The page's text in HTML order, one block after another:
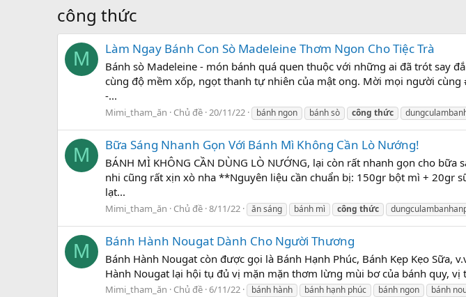
công thức
M Làm Ngay Bánh Con Sò Madeleine Thơm Ngon Cho Tiệc Trà
Bánh sò Madeleine - món bánh quá quen thuộc với những ai đã trót say
cùng độ mềm xốp, ngọt thanh tự nhiên của mật ong. Mời mọi người
-...
Mimi_tham_ăn Chủ đề 20/11/22 bánh ngon bánh sò công thức
M Bữa Sáng Nhanh Gọn Với Bánh Mì Không Cần Lò Nướng!
BÁNH MÌ KHÔNG CẦN DÙNG LÒ NƯỚNG, lại còn rất nhanh gọn cho
nhi cũng rất xịn xò nha **Nguyên liệu cần chuẩn bị: 150gr bột mì +
lạt...
Mimi_tham_ăn Chủ đề 8/11/22 ăn sáng bánh mì công thức
M Bánh Hành Nougat Dành Cho Người Thương
Bánh Hành Nougat còn được gọi là Bánh Hạnh Phúc, Bánh Kẹp Kẹo
Hành Nougat lại hội tụ đủ vị mặn mặn thơm lừng mùi bơ của bánh quy,
Mimi_tham_ăn Chủ đề 6/11/22 bánh hành bánh hạnh phúc bánh ngon bánh